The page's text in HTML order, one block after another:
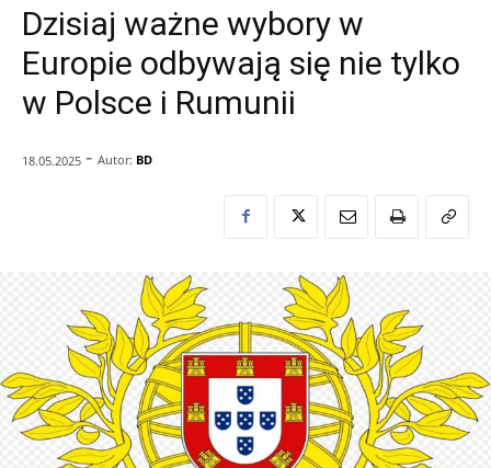
Dzisiaj ważne wybory w
Europie odbywają się nie tylko
w Polsce i Rumunii
18.05.2025 - Autor: BD